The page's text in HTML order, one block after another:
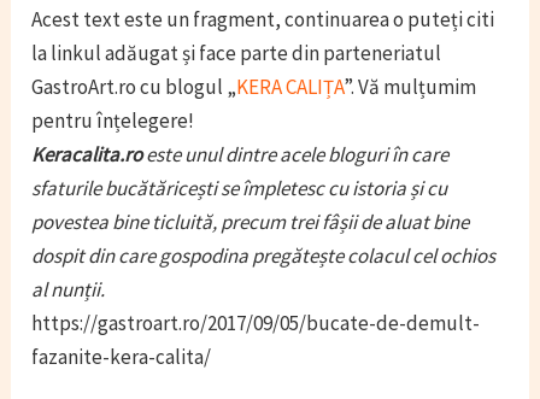
Acest text este un fragment, continuarea o puteți citi
la linkul adăugat și face parte din parteneriatul
GastroArt.ro cu blogul „KERA CALIȚA”. Vă mulțumim
pentru înțelegere!
Keracalita.roeste unul dintre acele bloguri în care
sfaturile bucătăricești se împletesc cu istoria și cu
povestea bine ticluită, precum trei fâșii de aluat bine
dospit din care gospodina pregătește colacul cel ochios
al nunții.
https://gastroart.ro/2017/09/05/bucate-de-demult-
fazanite-kera-calita/